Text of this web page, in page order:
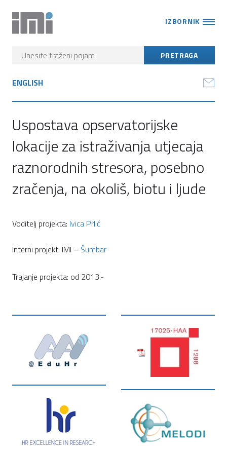
IZBORNIK
ENGLISH
Uspostava opservatorijske
lokacije za istraživanja utjecaja
raznorodnih stresora, posebno
zračenja, na okoliš, biotu i ljude
Voditelj projekta: Ivica Prlić
Interni projekt: IMI – Šumbar
Trajanje projekta: od 2013.-